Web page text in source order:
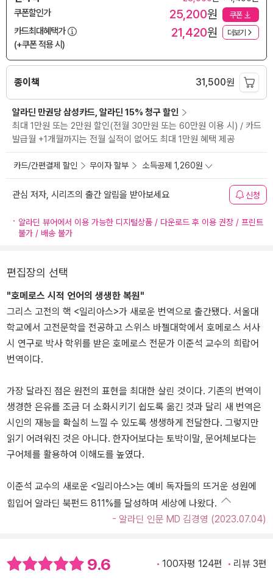
쿠폰할인가 25,200원 쿠폰
카드최대혜택가
(+쿠폰 적용 시)
21,420원 더보기
종이책 31,500원
알라딘 만권당 삼성카드, 알라딘 15% 청구 할인
최대 1만원 또는 2만원 할인(전월 30만원 또는 60만원 이용 시) / 카드
발급월 +1개월까지는 전월 실적이 없어도 최대 1만원 혜택 제공
카드/간편결제 할인 무이자 할부 소득공제 1,260원
관심 저자, 시리즈의 출간 알림을 받아보세요 신청
알라딘 뷰어에서 이용 가능한 디지털상품 / 다운로드 후 이용 권장 / 프린트
불가 / 배송 불가
편집장의 선택
"호메로스 시적 언어의 생생한 복원"
그리스 고전의 핵 <일리아스>가 새로운 번역으로 출간됐다. 서울대
학교에서 고전문학을 전공하고 스위스 바젤대학에서 호메로스 서사
시 연구로 박사 학위를 받은 호메로스 전문가 이준석 교수의 희랍어
번역이다.
가장 달라진 점은 원전의 표현을 최대한 살린 것이다. 기존의 번역이
생경한 은유를 조금 더 소화시키기 쉽도록 옮긴 것과 달리 새 번역은
시인의 재능을 확실히 느낄 수 있도록 생생하게 전달한다. 그렇지만
읽기 어려워진 것은 아니다. 한자어보다는 토박이말, 문어체보다는
구어체를 활용하여 이해도를 높였다.
이준석 교수의 새로운 <일리아스>는 예비 독자들의 뜨거운 성원에
힘입어 알라딘 북펀드 811%를 달성하며 세상에 나왔다.
- 알라딘 인문 MD 김경영 (2023.07.04)
9.6 100자평 124편 리뷰 3편